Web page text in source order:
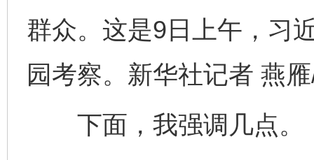
群众。这是9日上午，习
园考察。新华社记者 燕
下面，我强调几点。